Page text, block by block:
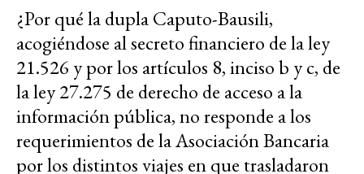
¿Por qué la dupla Caputo-Bausili,
acogiéndose al secreto financiero de la ley
21.526 y por los artículos 8, inciso b y c, de
la ley 27.275 de derecho de acceso a la
información pública, no responde a los
requerimientos de la Asociación Bancaria
por los distintos viajes en que trasladaron